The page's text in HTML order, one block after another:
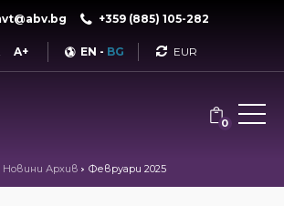
+359 (885) 105-282
A+ EN - BG Currency
0
Новини Архив Февруари 2025